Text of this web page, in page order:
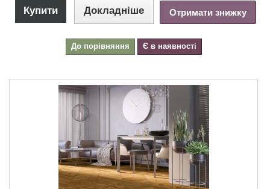
Купити Докладніше Отримати знижку
До порівняння Є в наявності